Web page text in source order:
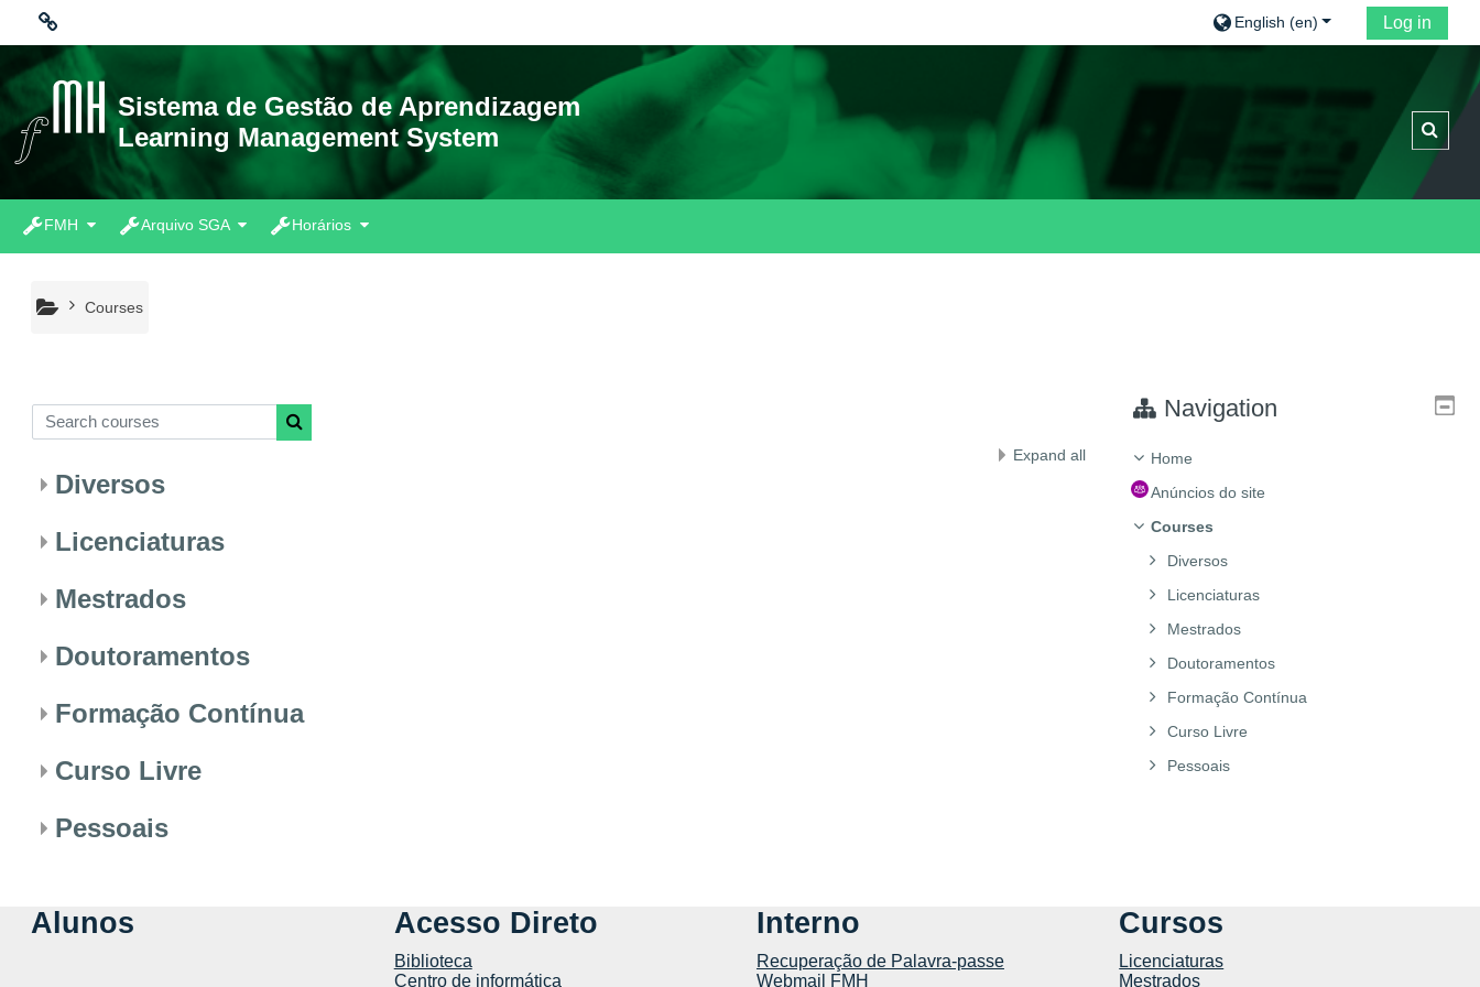
Ligações
Moodle community
Moodle.com
English ‎(en)‎ Log in
Sistema de Gestão de Aprendizagem
Learning Management System
FMH Arquivo SGA Horários
Courses
Search courses
Search courses
Expand all
Diversos
Licenciaturas
Mestrados
Doutoramentos
Formação Contínua
Curso Livre
Pessoais
Navigation
Home
Anúncios do site
Courses
Diversos
Licenciaturas
Mestrados
Doutoramentos
Formação Contínua
Curso Livre
Pessoais
Alunos Acesso Direto
Biblioteca
Centro de informática
Interno
Recuperação de Palavra-passe
Webmail FMH
Cursos
Licenciaturas
Mestrados